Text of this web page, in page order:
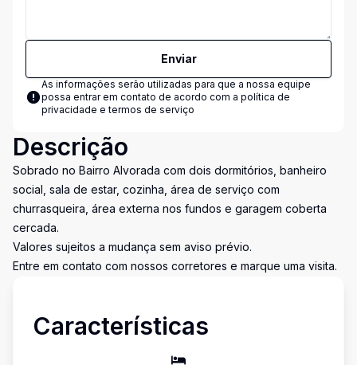
Enviar
As informações serão utilizadas para que a nossa equipe
possa entrar em contato de acordo com a política de
privacidade e termos de serviço
Descrição
Sobrado no Bairro Alvorada com dois dormitórios, banheiro
social, sala de estar, cozinha, área de serviço com
churrasqueira, área externa nos fundos e garagem coberta
cercada.
Valores sujeitos a mudança sem aviso prévio.
Entre em contato com nossos corretores e marque uma visita.
Características